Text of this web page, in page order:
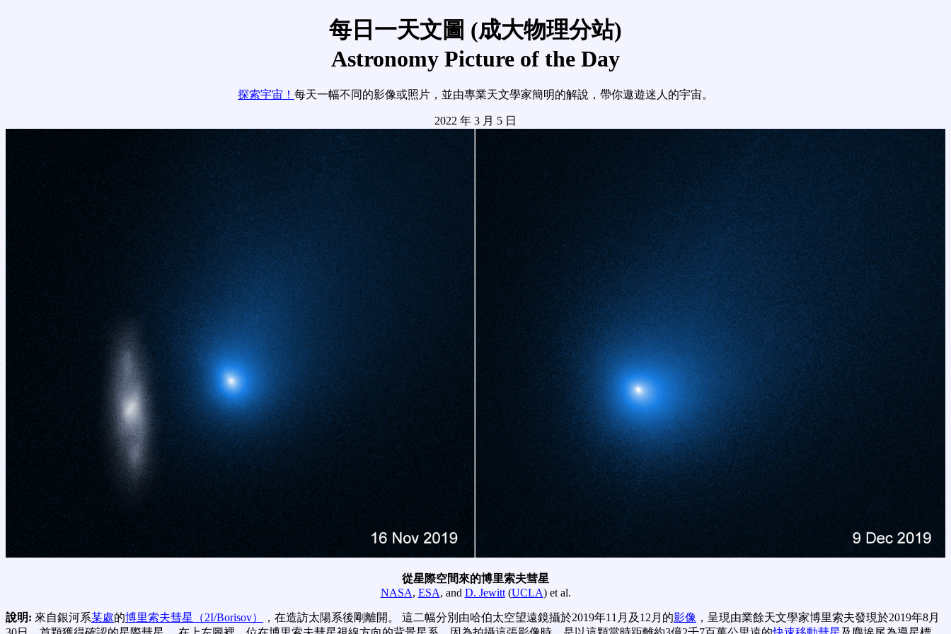
每日一天文圖 (成大物理分站)
Astronomy Picture of the Day
探索宇宙！ 每天一幅不同的影像或照片，並由專業天文學家簡明的解說，帶你遨遊迷人的宇宙。
2022 年 3 月 5 日
從星際空間來的博里索夫彗星
NASA, ESA, and D. Jewitt(UCLA) et al.
說明: 來自銀河系某處的博里索夫彗星（2I/Borisov） ，在造訪太陽系後剛離開。 這二幅分別由哈伯太空望遠鏡攝於2019年11月及12月的影像 ，呈現由業餘天文學家博里索夫發現於2019年8月